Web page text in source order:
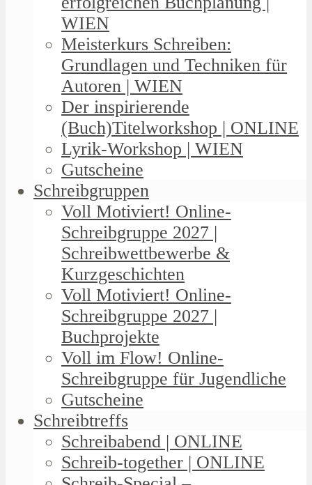
WIEN
Meisterkurs Schreiben:
Grundlagen und Techniken für
Autoren | WIEN
Der inspirierende
(Buch)Titelworkshop | ONLINE
Lyrik-Workshop | WIEN
Gutscheine
Schreibgruppen
Voll Motiviert! Online-
Schreibgruppe 2027 |
Schreibwettbewerbe &
Kurzgeschichten
Voll Motiviert! Online-
Schreibgruppe 2027 |
Buchprojekte
Voll im Flow! Online-
Schreibgruppe für Jugendliche
Gutscheine
Schreibtreffs
Schreibabend | ONLINE
Schreib-together | ONLINE